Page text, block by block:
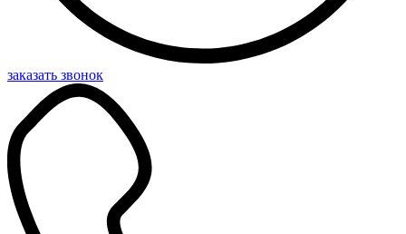
заказать звонок